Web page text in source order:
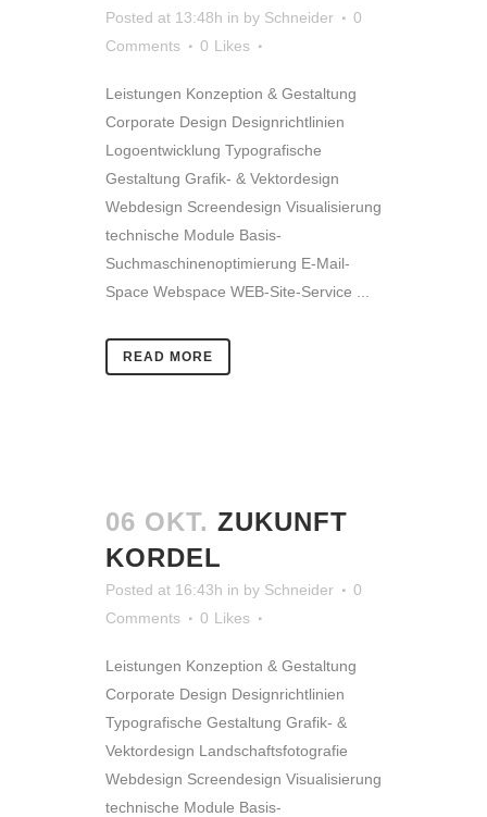
Posted at 13:48h in by Schneider
0
Comments
0 Likes
Leistungen Konzeption & Gestaltung
Corporate Design Designrichtlinien
Logoentwicklung Typografische
Gestaltung Grafik- & Vektordesign
Webdesign Screendesign Visualisierung
technische Module Basis-
Suchmaschinenoptimierung E-Mail-
Space Webspace WEB-Site-Service ...
READ MORE
06 OKT. ZUKUNFT
KORDEL
Posted at 16:43h in by Schneider
0
Comments
0 Likes
Leistungen Konzeption & Gestaltung
Corporate Design Designrichtlinien
Typografische Gestaltung Grafik- &
Vektordesign Landschaftsfotografie
Webdesign Screendesign Visualisierung
technische Module Basis-